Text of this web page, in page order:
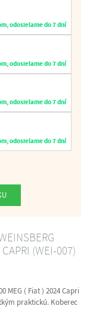
odosielame do 7 dní
odosielame do 7 dní
odosielame do 7 dní
odosielame do 7 dní
(WEI-007)
MEG ( Fiat ) 2024 Capri
praktickú. Koberec